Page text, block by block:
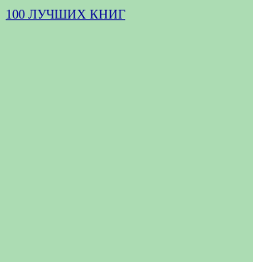
100 ЛУЧШИХ КНИГ